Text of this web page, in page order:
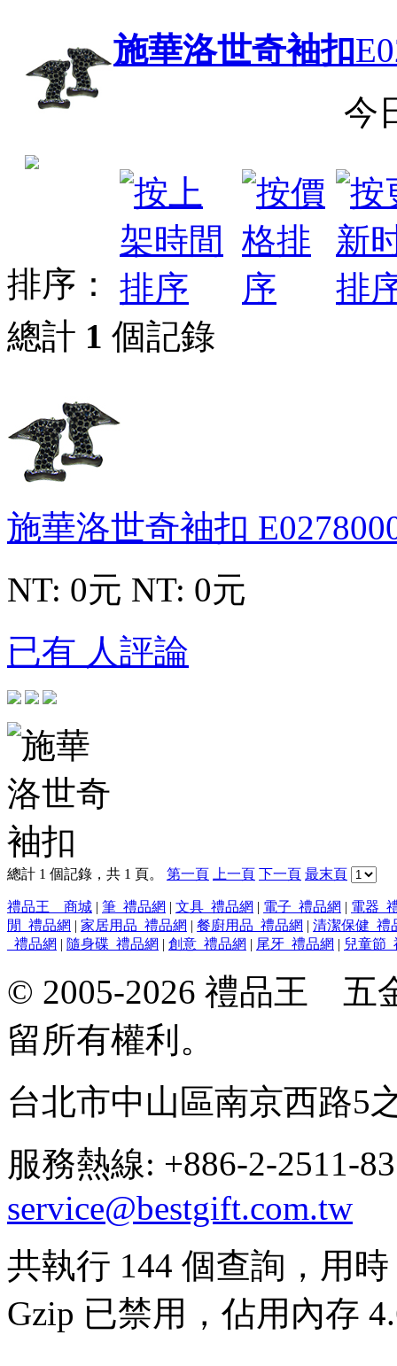
施華洛世奇袖扣
今
排序：
總計 1 個記錄
施華洛世奇袖扣
NT: 0元 NT: 0元
已有 人評論
總計 1 個記錄，共 1 頁。 第一頁 上一頁 下一頁 最末頁
禮品王 商城 | 筆_禮品網 | 文具_禮品網 | 電子_禮品網 | 電器_
閒_禮品網 | 家居用品_禮品網 | 餐廚用品_禮品網 | 清潔保健_禮
_禮品網 | 隨身碟_禮品網 | 創意_禮品網 | 尾牙_禮品網 | 兒童節
© 2005-2026 禮品王 五
留所有權利。
台北市中山區南京西路5
服務熱線: +886-2-
service@bestgift.com.tw
共執行 144 個查詢，用
Gzip 已禁用，佔用內存